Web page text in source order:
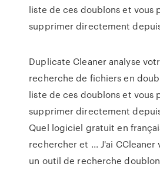
liste de ces doublons et vous
supprimer directement
Duplicate Cleaner analyse
recherche de fichiers en
liste de ces doublons et vous
supprimer directement
Quel logiciel gratuit en
rechercher et ... J'ai CCleaner
un outil de recherche